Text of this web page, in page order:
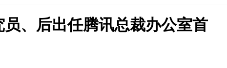
、后出任腾讯总裁办公室首